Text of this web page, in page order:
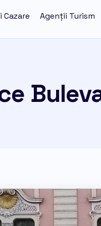
Cazare Agenții Turism